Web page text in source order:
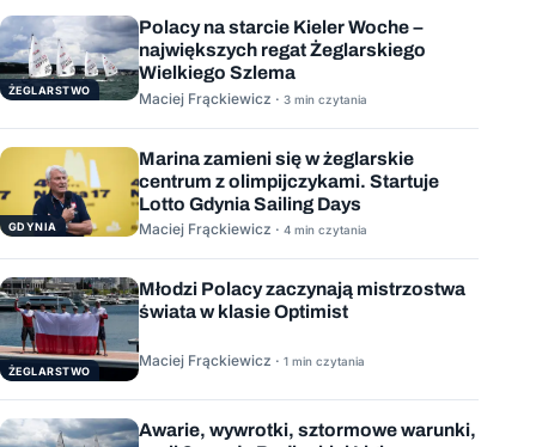
ŻEGLARSTWO
Polacy na starcie Kieler Woche –
największych regat Żeglarskiego
Wielkiego Szlema
Maciej Frąckiewicz · 3 min czytania
GDYNIA
Marina zamieni się w żeglarskie
centrum z olimpijczykami. Startuje
Lotto Gdynia Sailing Days
Maciej Frąckiewicz · 4 min czytania
ŻEGLARSTWO
Młodzi Polacy zaczynają mistrzostwa
świata w klasie Optimist
Maciej Frąckiewicz · 1 min czytania
Awarie, wywrotki, sztormowe warunki,